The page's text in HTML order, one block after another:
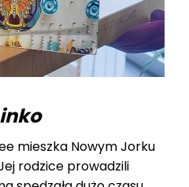
mieszka Nowym Jorku
rodzice prowadzili